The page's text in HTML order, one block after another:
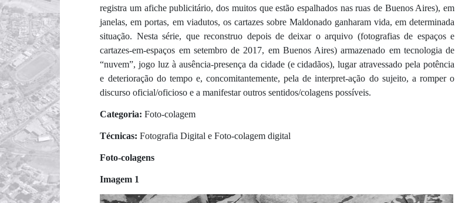
registra um afiche publicitário, dos muitos que estão espalhados nas ruas de Buenos Aires), em
janelas, em portas, em viadutos, os cartazes sobre Maldonado ganharam vida, em determinada
situação. Nesta série, que reconstruo depois de deixar o arquivo (fotografias de espaços e
cartazes-em-espaços em setembro de 2017, em Buenos Aires) armazenado em tecnologia de
“nuvem”, jogo luz à ausência-presença da cidade (e cidadãos), lugar atravessado pela potência
e deterioração do tempo e, concomitantemente, pela de interpret-ação do sujeito, a romper o
discurso oficial/oficioso e a manifestar outros sentidos/colagens possíveis.
Categoria: Foto-colagem
Técnicas: Fotografia Digital e Foto-colagem digital
Foto-colagens
Imagem 1